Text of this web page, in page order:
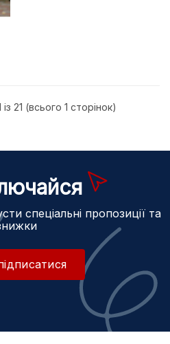
21 (всього 1 сторінок)
спеціальні пропозиції та